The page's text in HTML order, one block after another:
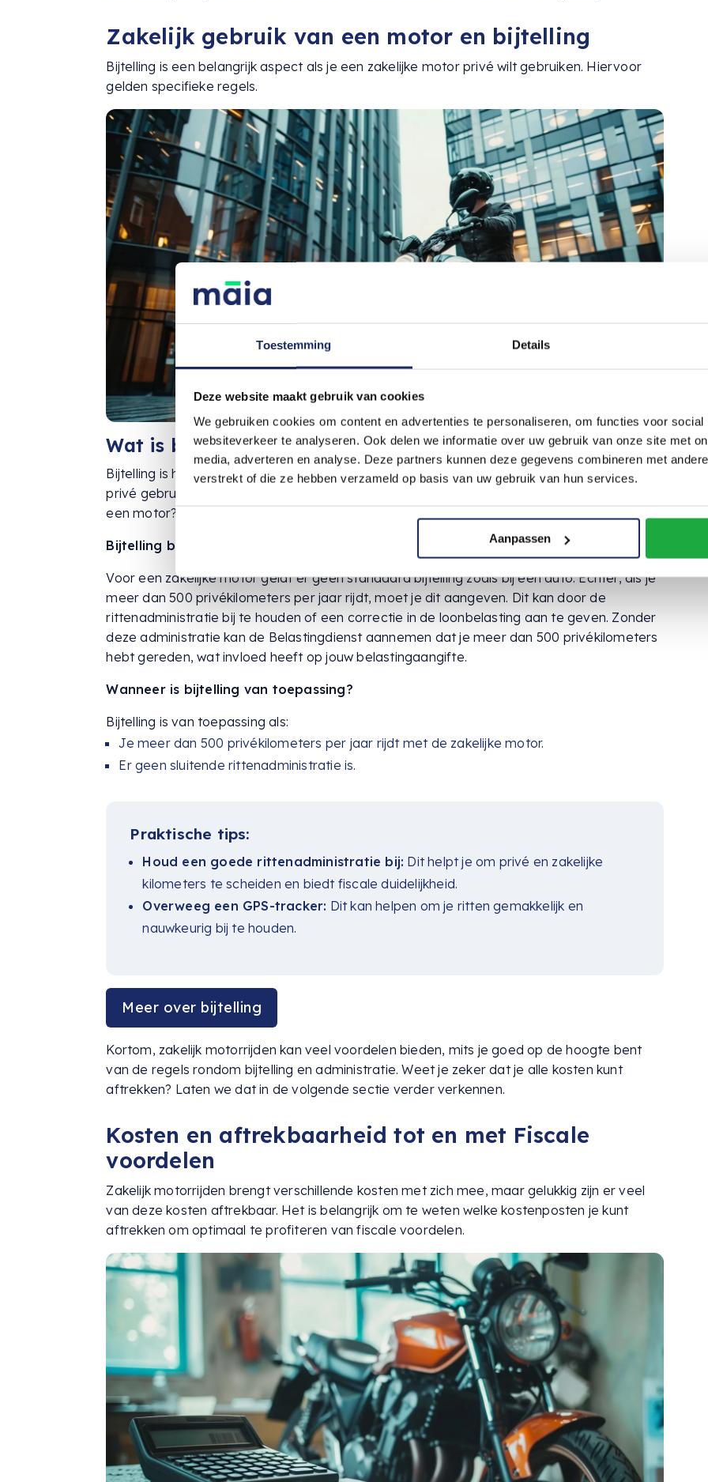
Toestemming Details
Deze website maakt gebruik van cookies
We gebruiken cookies om content en advertenties te personaliseren, om functies voor
websiteverkeer te analyseren. Ook delen we informatie over uw gebruik van onze site met
media, adverteren en analyse. Deze partners kunnen deze gegevens combineren met
verstrekt of die ze hebben verzameld op basis van uw gebruik van hun services.
Aanpassen
Zakelijk gebruik van een motor en bijtelling
Bijtelling is een belangrijk aspect als je een zakelijke motor privé wilt gebruiken. Hiervoor
gelden specifieke regels.
Wat is bijtelling voor een motor van de zaak?
Bijtelling is het bedrag dat je bij je inkomen moet optellen als je een zakelijke motor ook
privé gebruikt. Voor een bedrijfsauto is dit een bekend fenomeen, maar hoe werkt dit voor
een motor?
Bijtelling berekenen
Voor een zakelijke motor geldt er geen standaard bijtelling zoals bij een auto. Echter, als je
meer dan 500 privékilometers per jaar rijdt, moet je dit aangeven. Dit kan door de
rittenadministratie bij te houden of een correctie in de loonbelasting aan te geven. Zonder
deze administratie kan de Belastingdienst aannemen dat je meer dan 500 privékilometers
hebt gereden, wat invloed heeft op jouw belastingaangifte.
Wanneer is bijtelling van toepassing?
Bijtelling is van toepassing als:
Je meer dan 500 privékilometers per jaar rijdt met de zakelijke motor.
Er geen sluitende rittenadministratie is.
Praktische tips:
Houd een goede rittenadministratie bij: Dit helpt je om privé en zakelijke
kilometers te scheiden en biedt fiscale duidelijkheid.
Overweeg een GPS-tracker: Dit kan helpen om je ritten gemakkelijk en
nauwkeurig bij te houden.
Meer over bijtelling
Kortom, zakelijk motorrijden kan veel voordelen bieden, mits je goed op de hoogte bent
van de regels rondom bijtelling en administratie. Weet je zeker dat je alle kosten kunt
aftrekken? Laten we dat in de volgende sectie verder verkennen.
Kosten en aftrekbaarheid tot en met Fiscale
voordelen
Zakelijk motorrijden brengt verschillende kosten met zich mee, maar gelukkig zijn er veel
van deze kosten aftrekbaar. Het is belangrijk om te weten welke kostenposten je kunt
aftrekken om optimaal te profiteren van fiscale voordelen.